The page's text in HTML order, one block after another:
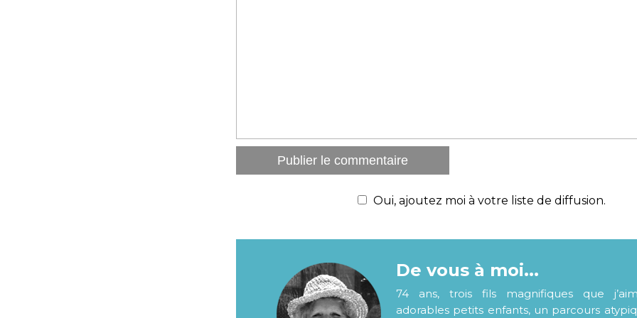
Oui, ajoutez moi à votre liste de diffusion.
De vous à moi...
74 ans, trois fils magnifiques que
adorables petits enfants, un parcours